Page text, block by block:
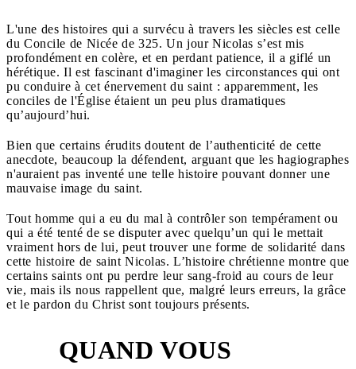
L'une des histoires qui a survécu à travers les siècles est celle
du Concile de Nicée de 325. Un jour Nicolas s’est mis
profondément en colère, et en perdant patience, il a giflé un
hérétique. Il est fascinant d'imaginer les circonstances qui ont
pu conduire à cet énervement du saint : apparemment, les
conciles de l'Église étaient un peu plus dramatiques
qu’aujourd’hui.
Bien que certains érudits doutent de l’authenticité de cette
anecdote, beaucoup la défendent, arguant que les hagiographes
n'auraient pas inventé une telle histoire pouvant donner une
mauvaise image du saint.
Tout homme qui a eu du mal à contrôler son tempérament ou
qui a été tenté de se disputer avec quelqu’un qui le mettait
vraiment hors de lui, peut trouver une forme de solidarité dans
cette histoire de saint Nicolas. L’histoire chrétienne montre que
certains saints ont pu perdre leur sang-froid au cours de leur
vie, mais ils nous rappellent que, malgré leurs erreurs, la grâce
et le pardon du Christ sont toujours présents.
QUAND VOUS